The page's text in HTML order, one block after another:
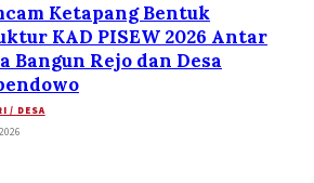
Ketapang Bentuk
KAD PISEW 2026 Antar
Bangun Rejo dan Desa
/ DESA